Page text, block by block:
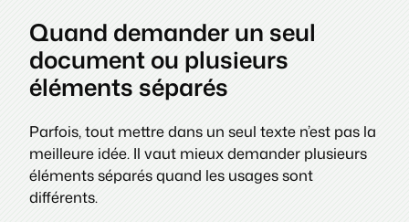
Quand demander un seul
document ou plusieurs
éléments séparés
Parfois, tout mettre dans un seul texte n’est pas la
meilleure idée. Il vaut mieux demander plusieurs
éléments séparés quand les usages sont
différents.